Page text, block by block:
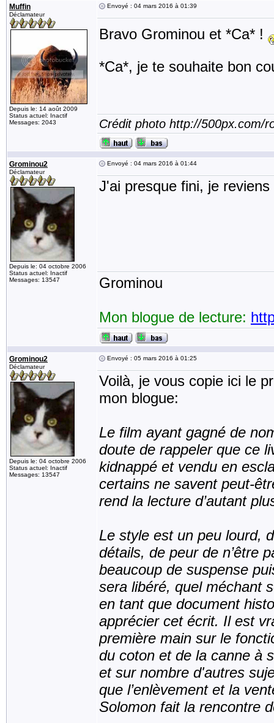
Muffin
Déclamateur
Depuis le: 14 août 2009
Status actuel: Inactif
Messages: 2043
Envoyé : 04 mars 2016 à 01:39
Bravo Grominou et *Ca* !
*Ca*, je te souhaite bon
Crédit photo http://500px.com/
Grominou2
Déclamateur
Depuis le: 04 octobre 2006
Status actuel: Inactif
Messages: 13547
Envoyé : 04 mars 2016 à 01:44
J'ai presque fini, je
Grominou
Mon blogue de lecture:
Grominou2
Déclamateur
Depuis le: 04 octobre 2006
Status actuel: Inactif
Messages: 13547
Envoyé : 05 mars 2016 à 01:25
Voilà, je vous copie ici le
mon blogue:
Le film ayant gagné de
doute de rappeler que ce
kidnappé et vendu en
certains ne savent peut-
rend la lecture d’autant
Le style est un peu lourd,
détails, de peur de n’être
beaucoup de suspense
sera libéré, quel méchant
en tant que document
apprécier cet écrit. Il est
première main sur le
du coton et de la canne à
et sur nombre d'autres
que l’enlèvement et la
Solomon fait la rencontre